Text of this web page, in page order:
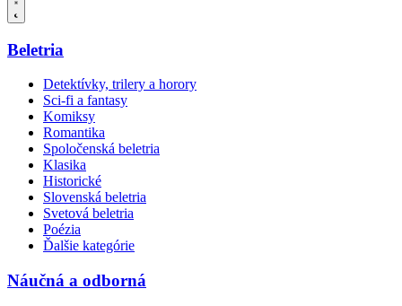
Beletria
Detektívky, trilery a horory
Sci-fi a fantasy
Komiksy
Romantika
Spoločenská beletria
Klasika
Historické
Slovenská beletria
Svetová beletria
Poézia
Ďalšie kategórie
Náučná a odborná